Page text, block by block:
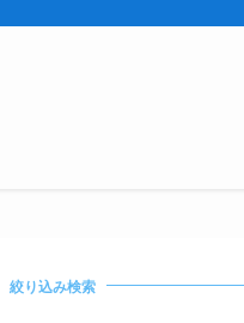
絞り込み検索